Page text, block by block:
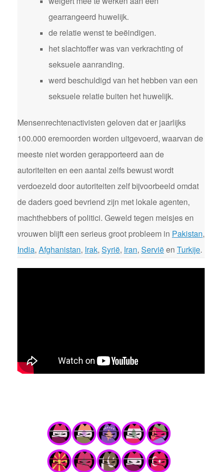
gearrangeerd huwelijk.
de relatie wenst te beëindigen.
het slachtoffer was van verkrachting of
seksuele aanranding.
werd beschuldigd van het hebben van een
seksuele relatie buiten het huwelijk.
Mensenrechtenactivisten geloven dat er jaarlijks
100.000 eremoorden worden uitgevoerd, waarvan de
meeste niet worden gerapporteerd aan de
autoriteiten en een aantal zelfs bewust wordt
verdoezeld door autoriteiten zelf bijvoorbeeld omdat
de daders goed bevriend zijn met lokale agenten,
machthebbers of politici. Geweld tegen meisjes en
vrouwen blijft een serieus groot probleem in Pakistan,
India, Afghanistan, Irak, Syrië, Iran, Serviëen Turkije.